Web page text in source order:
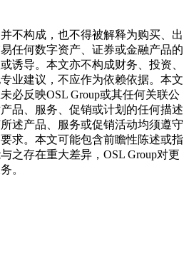
不构成，也不得被解释为购买、出
任何数字资产、证券或金融产品的
诱导。本文亦不构成财务、投资、
业建议，不应作为依赖依据。本文
必反映OSL Group或其任何关联公
品、服务、促销或计划的任何描述
述产品、服务或促销活动均须遵守
求。本文可能包含前瞻性陈述或指
之存在重大差异，OSL Group对更
。